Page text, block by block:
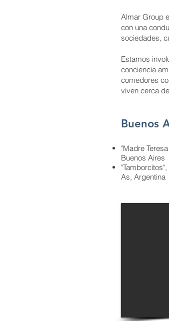
Almar Group
con una
sociedades,
Estamos
conciencia
comedores
viven cerca
Buenos
"Madre
Buenos Aires
As, Argentina